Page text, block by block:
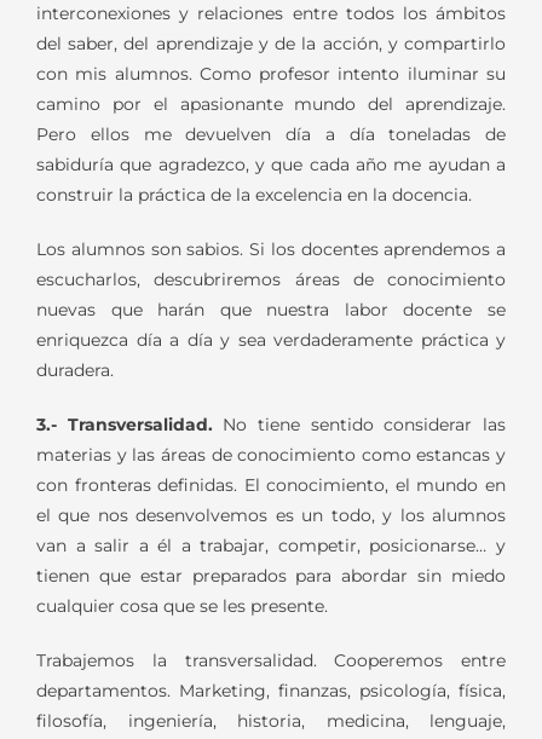
interconexiones y relaciones entre todos los ámbitos
del saber, del aprendizaje y de la acción, y compartirlo
con mis alumnos. Como profesor intento iluminar su
camino por el apasionante mundo del aprendizaje.
Pero ellos me devuelven día a día toneladas de
sabiduría que agradezco, y que cada año me ayudan a
construir la práctica de la excelencia en la docencia.
Los alumnos son sabios. Si los docentes aprendemos a
escucharlos, descubriremos áreas de conocimiento
nuevas que harán que nuestra labor docente se
enriquezca día a día y sea verdaderamente práctica y
duradera.
3.- Transversalidad.No tiene sentido considerar las
materias y las áreas de conocimiento como estancas y
con fronteras definidas. El conocimiento, el mundo en
el que nos desenvolvemos es un todo, y los alumnos
van a salir a él a trabajar, competir, posicionarse… y
tienen que estar preparados para abordar sin miedo
cualquier cosa que se les presente.
Trabajemos la transversalidad. Cooperemos entre
departamentos. Marketing, finanzas, psicología, física,
filosofía, ingeniería, historia, medicina, lenguaje,